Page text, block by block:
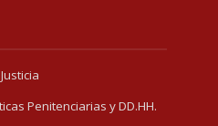
Penitenciarias y DD.HH.